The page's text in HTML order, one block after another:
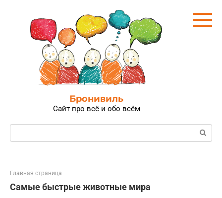
контенту
Бронивиль
Сайт про всё и обо всём
Поиск:
Главная страница
Самые быстрые животные мира